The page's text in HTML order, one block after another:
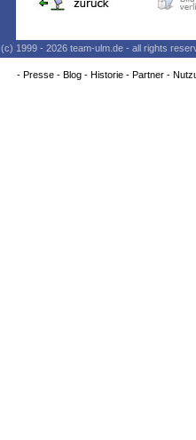
(c) 1999 - 2026 team-ulm.de - all rights
- Presse- Blog- Historie- Partner-